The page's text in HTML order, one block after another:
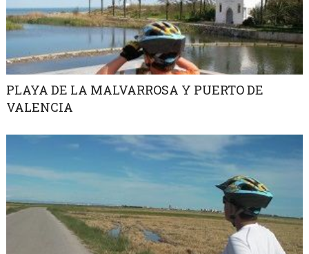
PLAYA DE LA MALVARROSA Y PUERTO DE
VALENCIA